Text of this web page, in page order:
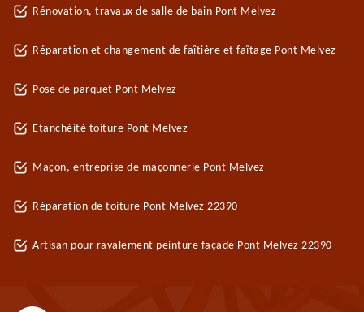
Rénovation, travaux de salle de bain Pont Melvez
Réparation et changement de faîtière et faîtage Pont Melvez
Pose de parquet Pont Melvez
Etanchéité toiture Pont Melvez
Maçon, entreprise de maçonnerie Pont Melvez
Réparation de toiture Pont Melvez 22390
Artisan pour ravalement peinture façade Pont Melvez 22390